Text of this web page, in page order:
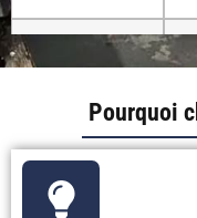
La production de
déchets
Consommables
requis
Pourquoi